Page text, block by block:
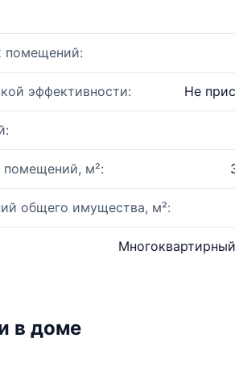
помещений:
эффективности: Не
м²:
общего имущества, м²:
в доме